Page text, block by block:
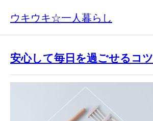
ウキウキ☆一人暮らし
安心して毎日を過ごせるコツ